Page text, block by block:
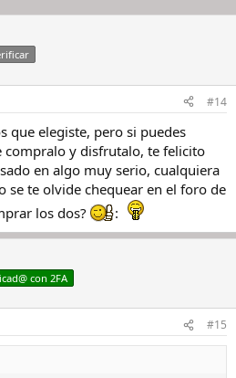
#14
que elegiste, pero si puedes
compralo y disfrutalo, te felicito
en algo muy serio, cualquiera
se te olvide chequear en el foro de
los dos?
:
con 2FA
#15